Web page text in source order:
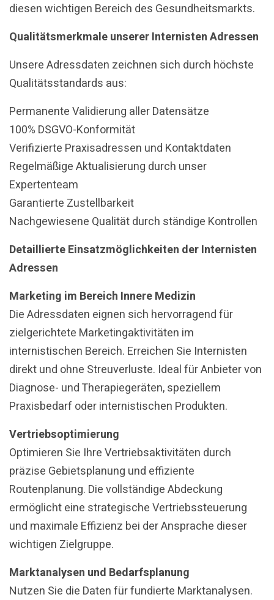
diesen wichtigen Bereich des Gesundheitsmarkts.
Qualitätsmerkmale unserer Internisten Adressen
Unsere Adressdaten zeichnen sich durch höchste
Qualitätsstandards aus:
Permanente Validierung aller Datensätze
100% DSGVO-Konformität
Verifizierte Praxisadressen und Kontaktdaten
Regelmäßige Aktualisierung durch unser
Expertenteam
Garantierte Zustellbarkeit
Nachgewiesene Qualität durch ständige Kontrollen
Detaillierte Einsatzmöglichkeiten der Internisten
Adressen
Marketing im Bereich Innere Medizin
Die Adressdaten eignen sich hervorragend für
zielgerichtete Marketingaktivitäten im
internistischen Bereich. Erreichen Sie Internisten
direkt und ohne Streuverluste. Ideal für Anbieter von
Diagnose- und Therapiegeräten, speziellem
Praxisbedarf oder internistischen Produkten.
Vertriebsoptimierung
Optimieren Sie Ihre Vertriebsaktivitäten durch
präzise Gebietsplanung und effiziente
Routenplanung. Die vollständige Abdeckung
ermöglicht eine strategische Vertriebssteuerung
und maximale Effizienz bei der Ansprache dieser
wichtigen Zielgruppe.
Marktanalysen und Bedarfsplanung
Nutzen Sie die Daten für fundierte Marktanalysen.